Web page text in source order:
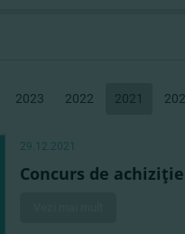
2023 2022 2021
29.12.2021
Concurs de